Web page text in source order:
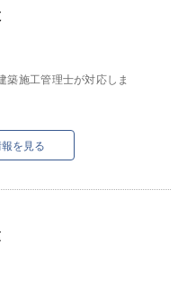
築施工管理士が対応しま
を見る